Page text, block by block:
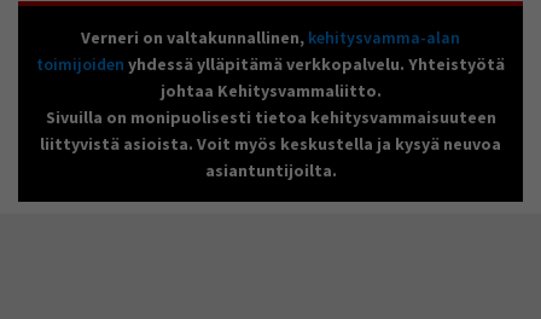
Verneri on valtakunnallinen, kehitysvamma-alan
toimijoiden yhdessä ylläpitämä verkkopalvelu. Yhteistyötä
johtaa Kehitysvammaliitto.
Sivuilla on monipuolisesti tietoa kehitysvammaisuuteen
liittyvistä asioista. Voit myös keskustella ja kysyä neuvoa
asiantuntijoilta.